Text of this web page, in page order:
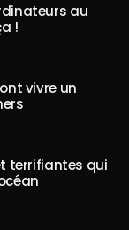
au
!
vivre un
terrifiantes qui